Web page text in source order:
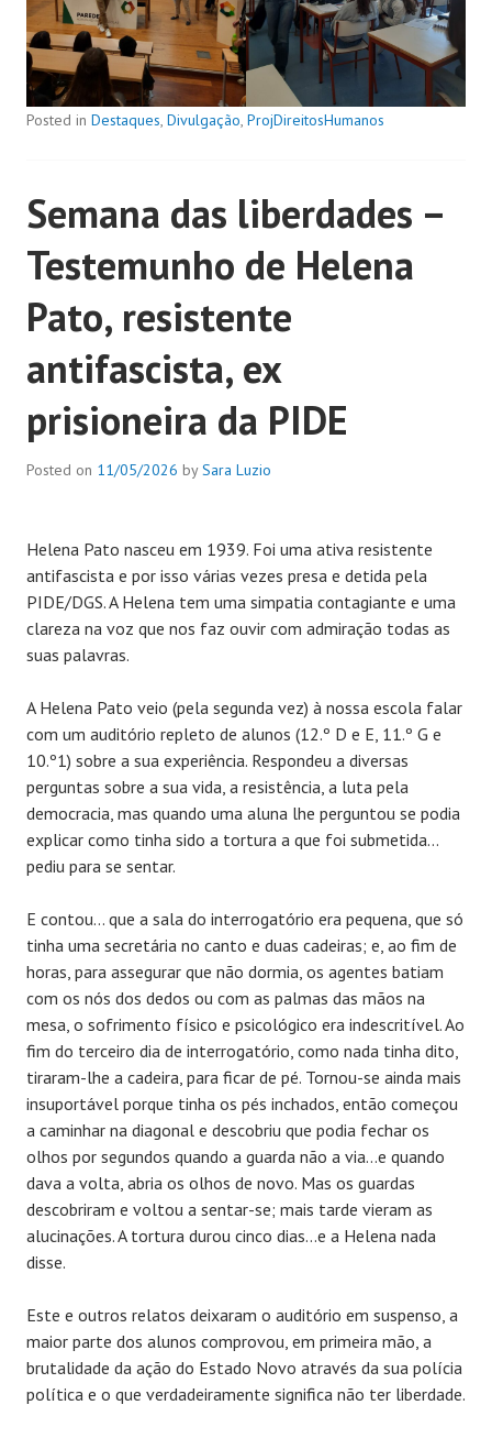
Posted in Destaques, Divulgação, ProjDireitosHumanos
Semana das liberdades –
Testemunho de Helena
Pato, resistente
antifascista, ex
prisioneira da PIDE
Posted on 11/05/2026 bySara Luzio
Helena Pato nasceu em 1939. Foi uma ativa resistente
antifascista e por isso várias vezes presa e detida pela
PIDE/DGS. A Helena tem uma simpatia contagiante e uma
clareza na voz que nos faz ouvir com admiração todas as
suas palavras.
A Helena Pato veio (pela segunda vez) à nossa escola falar
com um auditório repleto de alunos (12.º D e E, 11.º G e
10.º1) sobre a sua experiência. Respondeu a diversas
perguntas sobre a sua vida, a resistência, a luta pela
democracia, mas quando uma aluna lhe perguntou se podia
explicar como tinha sido a tortura a que foi submetida…
pediu para se sentar.
E contou… que a sala do interrogatório era pequena, que só
tinha uma secretária no canto e duas cadeiras; e, ao fim de
horas, para assegurar que não dormia, os agentes batiam
com os nós dos dedos ou com as palmas das mãos na
mesa, o sofrimento físico e psicológico era indescritível. Ao
fim do terceiro dia de interrogatório, como nada tinha dito,
tiraram-lhe a cadeira, para ficar de pé. Tornou-se ainda mais
insuportável porque tinha os pés inchados, então começou
a caminhar na diagonal e descobriu que podia fechar os
olhos por segundos quando a guarda não a via…e quando
dava a volta, abria os olhos de novo. Mas os guardas
descobriram e voltou a sentar-se; mais tarde vieram as
alucinações. A tortura durou cinco dias…e a Helena nada
disse.
Este e outros relatos deixaram o auditório em suspenso, a
maior parte dos alunos comprovou, em primeira mão, a
brutalidade da ação do Estado Novo através da sua polícia
política e o que verdadeiramente significa não ter liberdade.